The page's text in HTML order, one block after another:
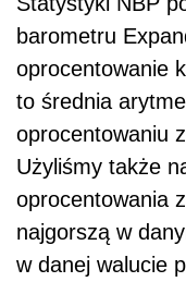
barometru
oprocentowanie
to średnia
oprocentowaniu
Użyliśmy także
oprocentowania
najgorszą w
w danej walucie